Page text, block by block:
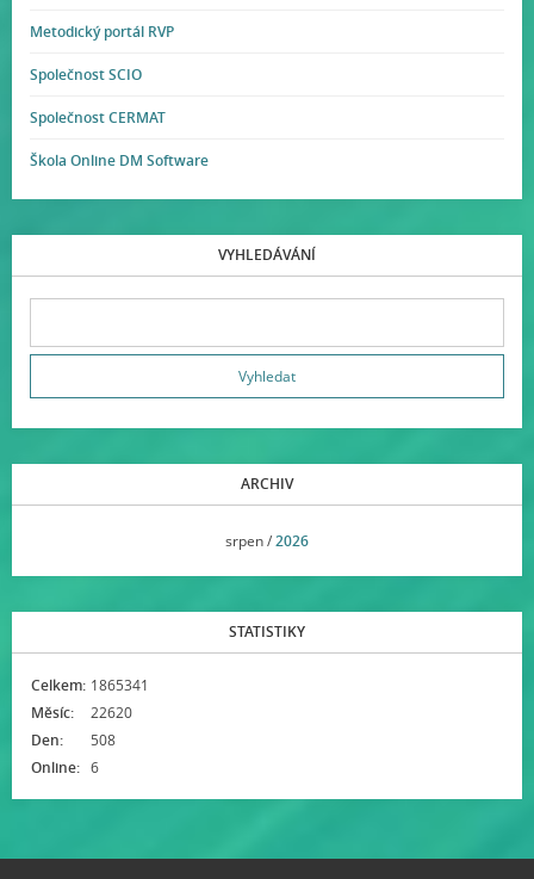
Metodický portál RVP
Společnost SCIO
Společnost CERMAT
Škola Online DM Software
VYHLEDÁVÁNÍ
ARCHIV
srpen /2026
STATISTIKY
Online: 6
Celkem: 1865341
Měsíc:
22620
Den:
508